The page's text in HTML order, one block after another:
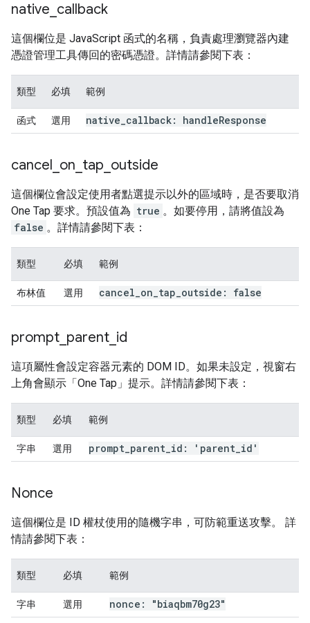
native callback
這個欄位是 JavaScript 函式的名稱，負責處理瀏覽器內建
憑證管理工具傳回的密碼憑證。詳情請參閱下表：
類型 必填 範例
函式 選用 native callback: handleResponse
cancel on tap outside
這個欄位會設定使用者點選提示以外的區域時，是否要取消
One Tap 要求。預設值為 true 。如要停用，請將值設為
false 。詳情請參閱下表：
類型 必填 範例
布林值 選用 cancel on tap outside: false
prompt parent id
這項屬性會設定容器元素的 DOM ID。如果未設定，視窗右
上角會顯示「One Tap」提示。詳情請參閱下表：
類型 必填 範例
字串 選用 prompt parent id: 'parent id'
Nonce
這個欄位是 ID 權杖使用的隨機字串，可防範重送攻擊。 詳
情請參閱下表：
類型 必填 範例
字串 選用 nonce: "biaqbm70g23"